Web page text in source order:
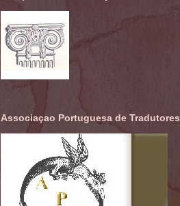
Associaçao Portuguesa de Tradutores